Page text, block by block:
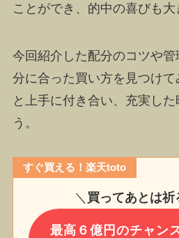
ことができ、的中の喜びも大
今回紹介した配分のコツや
分に合った買い方を見つけ
と上手に付き合い、充実し
う。
すぐ買える！楽天toto
＼ 買ってあとは祈
最高６億円のチャン